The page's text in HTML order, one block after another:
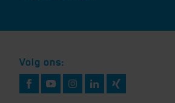
Volg ons: